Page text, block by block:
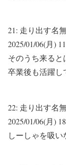
21: 走り出す名
2025/01/06(月)
そのうち来る
卒業後も活躍し
22: 走り出す名
2025/01/06(月)
しーしゃを吸